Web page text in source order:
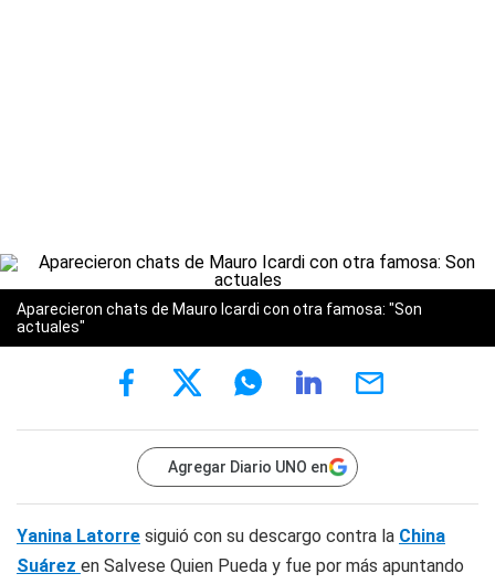
Aparecieron chats de Mauro Icardi con otra famosa: "Son
actuales"
Agregar Diario UNO en
Yanina Latorre siguió con su descargo contra la China
Suárez en Salvese Quien Pueda y fue por más apuntando